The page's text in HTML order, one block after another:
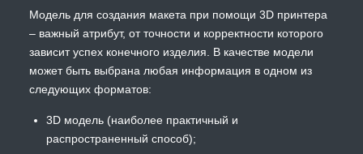
Модель для создания макета при помощи 3D принтера
– важный атрибут, от точности и корректности которого
зависит успех конечного изделия. В качестве модели
может быть выбрана любая информация в одном из
следующих форматов:
3D модель (наиболее практичный и
распространенный способ);